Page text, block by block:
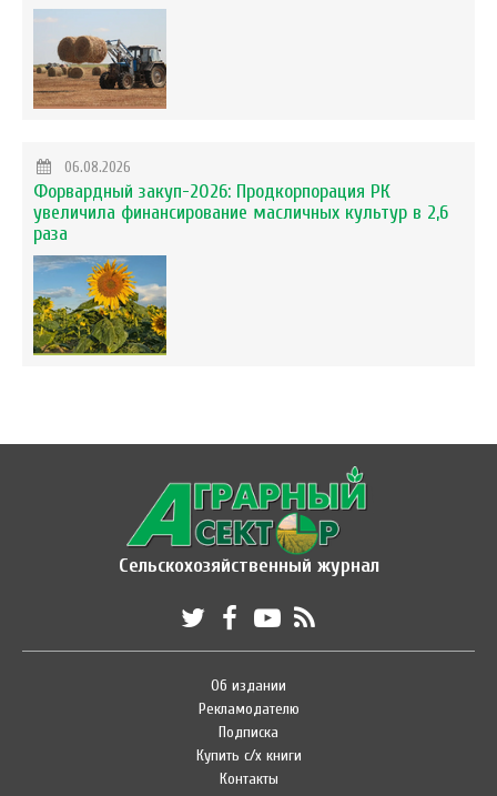
06.08.2026
Форвардный закуп-2026: Продкорпорация РК
увеличила финансирование масличных культур в 2,6
раза
Сельскохозяйственный журнал
Об издании
Рекламодателю
Подписка
Купить с/х книги
Контакты